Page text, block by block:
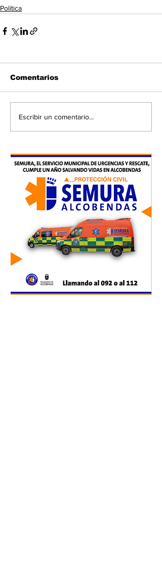
Política
Comentarios
Escribir un comentario...